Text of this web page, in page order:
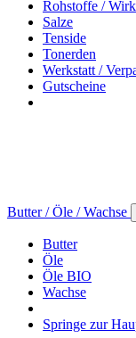
Rohstoffe /
Salze
Tenside
Tonerden
Werkstatt /
Gutscheine
Butter / Öle / Wachse
Butter
Öle
Öle BIO
Wachse
Springe zur